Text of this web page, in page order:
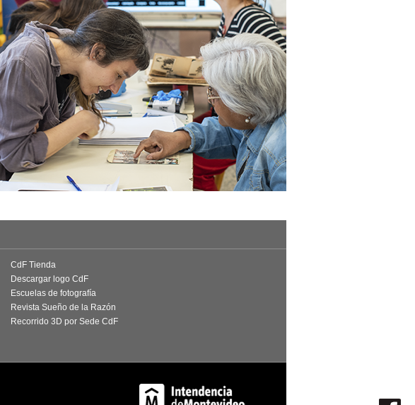
CdF Tienda
Descargar logo CdF
Escuelas de fotografía
Revista Sueño de la Razón
Recorrido 3D por Sede CdF